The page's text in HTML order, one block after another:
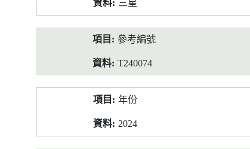
料
三星
參考編號
T240074
年份
2024